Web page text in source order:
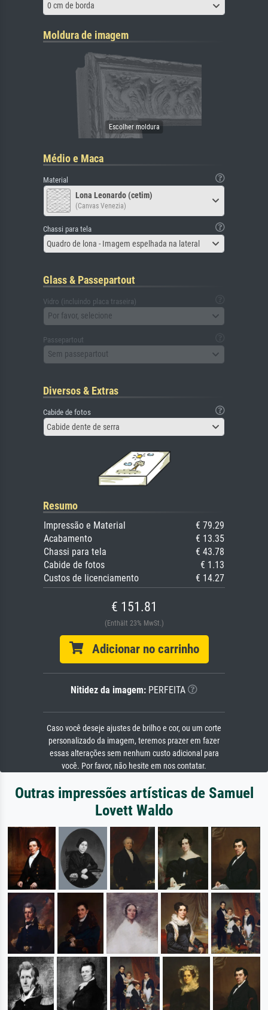
0 cm de borda
Moldura de imagem
Médio e Maca
Material
Lona Leonardo (cetim)
(Canvas Venezia)
Chassi para tela
Quadro de lona - Imagem espelhada na lateral
Glass & Passepartout
Vidro (incluindo placa traseira)
Por favor, selecione
Passepartout
Sem passepartout
Diversos & Extras
Cabide de fotos
Cabide dente de serra
Resumo
Impressão e Material
€ 79.29
Acabamento
€ 13.35
Chassi para tela
€ 43.78
Cabide de fotos
€ 1.13
Custos de licenciamento
€ 14.27
€ 151.81
(Enthält 23% MwSt.)
Adicionar no carrinho
Nitidez da imagem: PERFEITA
Caso você deseje ajustes de brilho e cor, ou um corte
personalizado da imagem, teremos prazer em fazer
essas alterações sem nenhum custo adicional para
você. Por favor, não hesite em nos contatar.
Outras impressões artísticas de Samuel
Lovett Waldo